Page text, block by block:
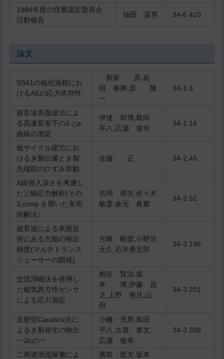
1984年度の技量認定委員会
活動報告
仙田 富男 34-6.410
論文
SS41の磁化過程にお
けるAEの応力依存性
新家 昇,前
田 春興,原 隆
一
34-1.8
超音波表面波法によ
る高速変形下のJ-△a
曲線の測定
伊達 和博,島田
平八,広瀬 俊幸
34-1.14
低サイクル疲労にお
けるき裂伝播とき裂
先端部のひずみ挙動
佐藤 正 34-2.45
X線侵入深さを考慮し
た三軸応力解析(その
3,cosψ を用いた実用
的解法〉
吉岡 靖夫,佐々木
敏彦,倉元 眞實
34-2.52
超音波による表面近
傍にある欠陥の検出
精度(マルチトランス
ジューサーの開発)
片峰 昭彦,小野沢
元久,石井勇五郎
34-3.196
交流消磁法を併用し
た磁気異方性センサ
による応力測定
柏谷 賢治,坂
本 博,伊藤 昌
之,上野 善旦,山
田
34-3.201
反射型Caustics法に
よるき裂発生の検出
一Jicの一
小幡 充男,島田
平八,古屋 泰文,
広瀬 俊幸
34-3.208
二周波渦流探傷によ
廣島 龍夫,坂本